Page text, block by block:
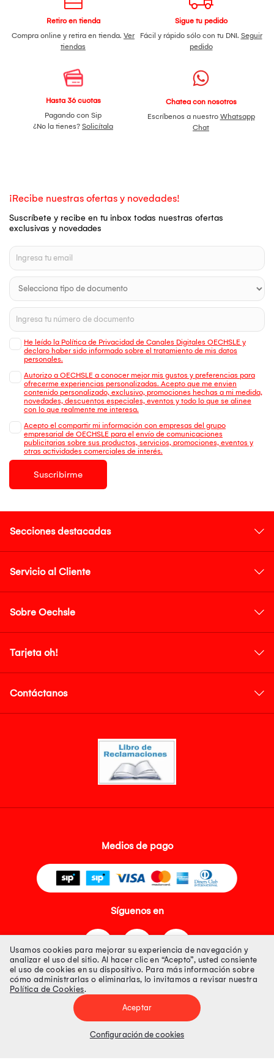
Retiro en tienda
Compra online y retira en tienda. Ver
tiendas
Sigue tu pedido
Fácil y rápido sólo con tu DNI. Seguir
pedido
Hasta 36 cuotas
Pagando con Sip
¿No la tienes? Solicítala
Chatea con nosotros
Escríbenos a nuestro Whatsapp
Chat
¡Recibe nuestras ofertas y novedades!
Suscríbete y recibe en tu inbox todas nuestras ofertas
exclusivas y novedades
He leído la Política de Privacidad de Canales Digitales OECHSLE y
declaro haber sido informado sobre el tratamiento de mis datos
personales.
Autorizo a OECHSLE a conocer mejor mis gustos y preferencias para
ofrecerme experiencias personalizadas. Acepto que me envien
contenido personalizado, exclusivo, promociones hechas a mi medida,
novedades, descuentos especiales, eventos y todo lo que se alinee
con lo que realmente me interesa.
Acepto el compartir mi información con empresas del grupo
empresarial de OECHSLE para el envío de comunicaciones
publicitarias sobre sus productos, servicios, promociones, eventos y
otras actividades comerciales de interés.
Suscribirme
Secciones destacadas
Servicio al Cliente
Sobre Oechsle
Tarjeta oh!
Contáctanos
Medios de pago
Síguenos en
Tienda 100% Segura
Tiendas Peruanas S.A. R.U.C. Nº 20493020618. Todos los derechos
Precios disponibles solo en www.oechsle.pe. Precios online publicados
Usamos cookies para mejorar su experiencia de navegación y
analizar el uso del sitio. Al hacer clic en “Acepto”, usted consiente
el uso de cookies en su dispositivo. Para más información sobre
cómo administrarlas o eliminarlas, lo invitamos a revisar nuestra
Política de Cookies.
Aceptar
Configuración de cookies